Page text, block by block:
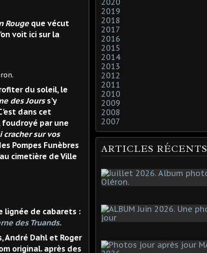
Rouge que vécut
voit ici sur la
du soleil, le
des Jourss'y
dans cet
foudroyé par une
cracher sur vos
Pompes Funèbres
cimetière de Ville
lignée de cabarets :
des Truands.
André Dahl et Roger
original. après des
2019
2018
2017
2016
2015
2014
2013
2012
2011
2010
2009
2008
2007
ARTICLES RÉCENTS